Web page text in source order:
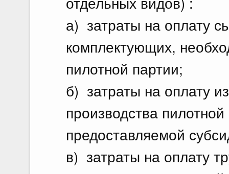
а) затраты на оплату
комплектующих,
пилотной партии;
б) затраты на оплату
производства
предоставляемой
в) затраты на оплату